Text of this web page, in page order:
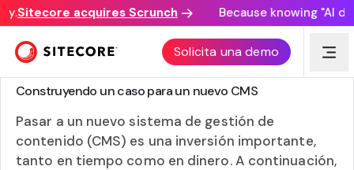
Sitecore acquires Scrunch Because knowing "AI
Solicita una demo
ELEGIR UN CMS
Construyendo un caso para un nuevo CMS
Pasar a un nuevo sistema de gestión de
contenido (CMS) es una inversión importante,
tanto en tiempo como en dinero. A continuación,